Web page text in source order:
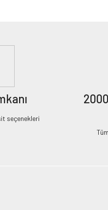
seçenekleri